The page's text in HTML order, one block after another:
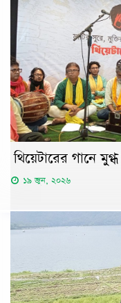
থিয়েটারের গানে
১৯ জুন, ২০২৬